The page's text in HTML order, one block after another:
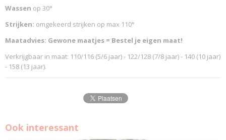
Wassen op 30°
Strijken: omgekeerd strijken op max 110°
Maatadvies: Gewone maatjes = Bestel je eigen maat!
Verkrijgbaar in maat: 110/116 (5/6 jaar) - 122/128 (7/8 jaar) - 140 (10 jaar)
- 158 (13 jaar).
Ook interessant